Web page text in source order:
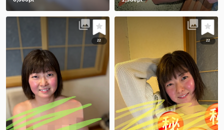
22 22